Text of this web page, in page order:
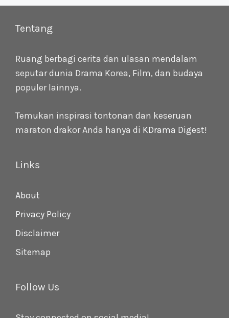
Tentang
Ruang berbagi cerita dan ulasan mendalam
seputar dunia Drama Korea, Film, dan budaya
populer lainnya.
Temukan inspirasi tontonan dan keseruan
maraton drakor Anda hanya di KDrama Digest!
Links
About
Privacy Policy
Disclaimer
Sitemap
Follow Us